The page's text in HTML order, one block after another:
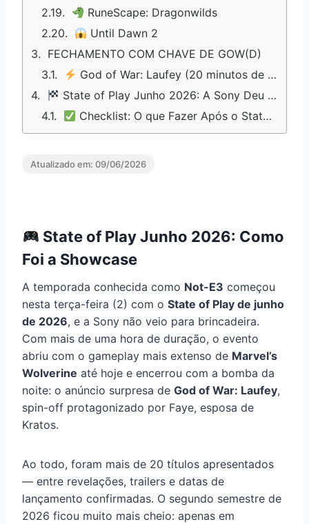
RuneScape: Dragonwilds
Until Dawn 2
FECHAMENTO COM CHAVE DE GOW(D)
God of War: Laufey (20 minutos de gameplay)
State of Play Junho 2026: A Sony Deu o Primeiro Tiro da Not-E3 — e Acertou em Cheio
Checklist: O que Fazer Após o State of Play Junho 2026
Atualizado em: 09/06/2026
State of Play Junho 2026: Como
Foi a Showcase
A temporada conhecida como Not-E3 começou
nesta terça-feira (2) com o State of Play de junho
de 2026, e a Sony não veio para brincadeira.
Com mais de uma hora de duração, o evento
abriu com o gameplay mais extenso de Marvel’s
Wolverine até hoje e encerrou com a bomba da
noite: o anúncio surpresa de God of War: Laufey,
spin-off protagonizado por Faye, esposa de
Kratos.
Ao todo, foram mais de 20 títulos apresentados
— entre revelações, trailers e datas de
lançamento confirmadas. O segundo semestre de
2026 ficou muito mais cheio: apenas em